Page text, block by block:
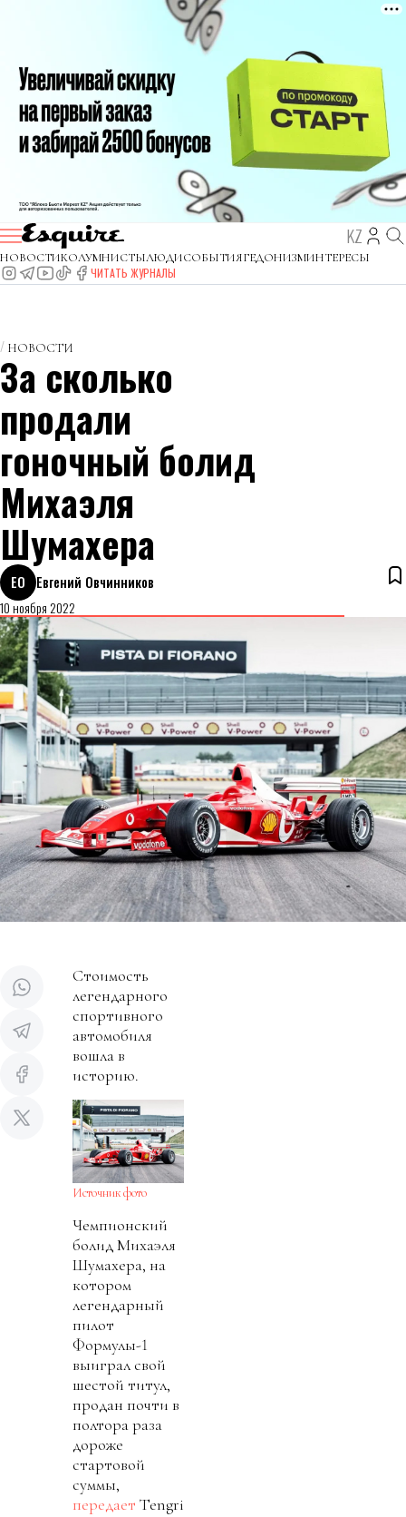
KZ
НОВОСТИКОЛУМНИСТЫЛЮДИСОБЫТИЯГЕДОНИЗМИНТЕРЕСЫ
ЧИТАТЬ ЖУРНАЛЫ
НОВОСТИ
За сколько
продали
гоночный болид
Михаэля
Шумахера
ЕО
Евгений Овчинников
10 ноября 2022
Стоимость
легендарного
спортивного
автомобиля
вошла в
историю.
Источник фото
Чемпионский
болид Михаэля
Шумахера, на
котором
легендарный
пилот
Формулы-1
выиграл свой
шестой титул,
продан почти в
полтора раза
дороже
стартовой
суммы,
передает Tengri